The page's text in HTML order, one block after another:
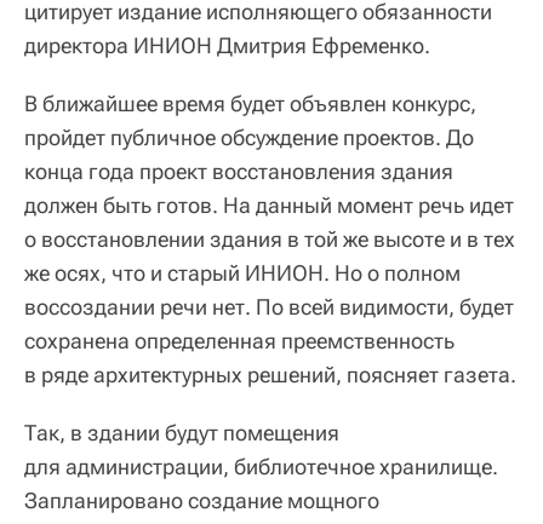
цитирует издание исполняющего обязанности
директора ИНИОН Дмитрия Ефременко.
В ближайшее время будет объявлен конкурс,
пройдет публичное обсуждение проектов. До
конца года проект восстановления здания
должен быть готов. На данный момент речь идет
о восстановлении здания в той же высоте и в тех
же осях, что и старый ИНИОН. Но о полном
воссоздании речи нет. По всей видимости, будет
сохранена определенная преемственность
в ряде архитектурных решений, поясняет газета.
Так, в здании будут помещения
для администрации, библиотечное хранилище.
Запланировано создание мощного